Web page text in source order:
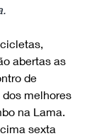
abertas as
de
melhores
na Lama.
sexta